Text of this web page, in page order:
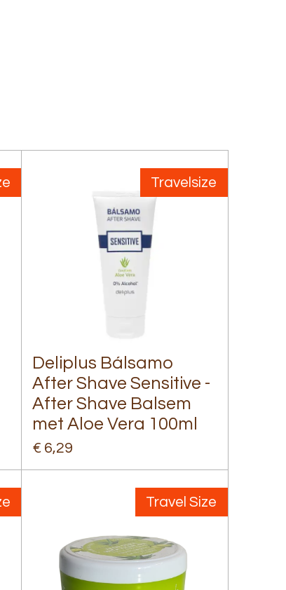
Travelsize
Deliplus Bálsamo
After Shave Sensitive -
After Shave Balsem
met Aloe Vera 100ml
€ 6,29
Travel Size